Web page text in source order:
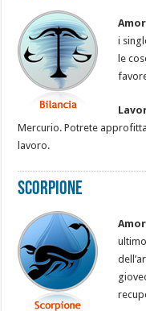
i
le
Mercurio. Potrete
lavoro.
Scorpione